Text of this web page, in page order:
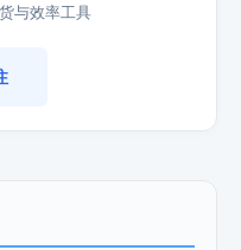
与效率工具